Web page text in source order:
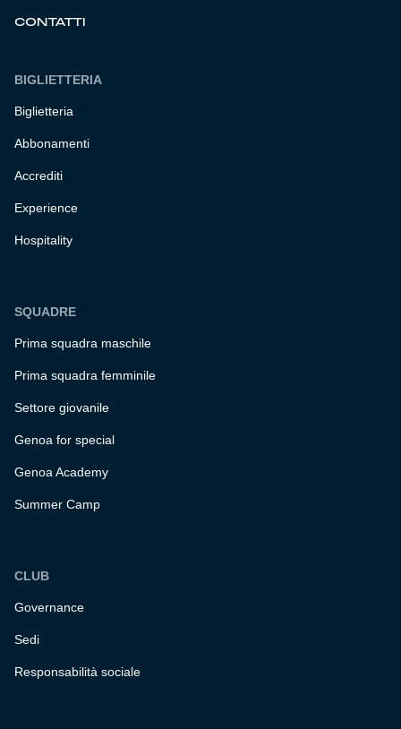
CONTATTI
BIGLIETTERIA
Biglietteria
Abbonamenti
Accrediti
Experience
Hospitality
SQUADRE
Prima squadra maschile
Prima squadra femminile
Settore giovanile
Genoa for special
Genoa Academy
Summer Camp
CLUB
Governance
Sedi
Responsabilità sociale